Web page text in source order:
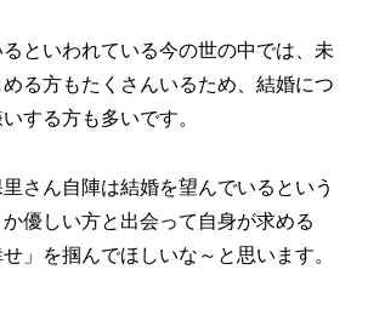
といわれている今の世の中では、未
る方もたくさんいるため、結婚につ
する方も多いです。
さん自陣は結婚を望んでいるという
優しい方と出会って自身が求める
せ」を掴んでほしいな～と思います。